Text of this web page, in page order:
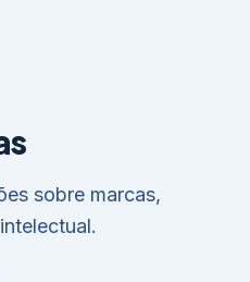
sobre marcas,